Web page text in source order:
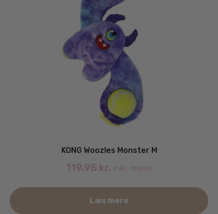
KONG Woozles Monster M
119.95 kr. inkl. moms
Læs mere